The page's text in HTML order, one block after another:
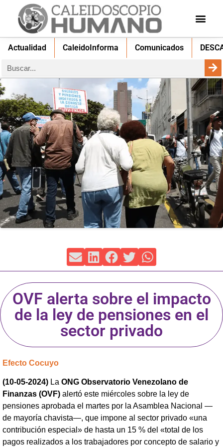
Actualidad CaleidoInforma Comunicados
OVF alerta sobre el impacto
de la ley de pensiones en el
sector privado
Efecto Cocuyo
(10-05-2024) La ONG Observatorio Venezolano de
Finanzas (OVF) alertó este miércoles sobre la ley de
pensiones aprobada el martes por la Asamblea Nacional —
de mayoría chavista—, que impone al sector privado «una
contribución especial» de hasta un 15 % del «total de los
pagos realizados a los trabajadores por concepto de salario y